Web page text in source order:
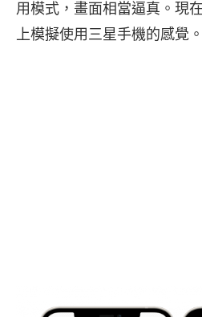
用模式，畫面相當逼真。現
上模擬使用三星手機的感覺。